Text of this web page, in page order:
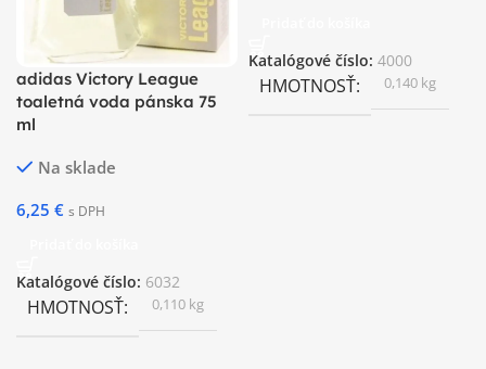
adidas Victory League
toaletná voda pánska 75
ml
Na sklade
6,25 € s DPH
Katalógové číslo: 6032
HMOTNOSŤ 0,110 kg
Katalógové číslo: 4000
HMOTNOSŤ 0,140 kg